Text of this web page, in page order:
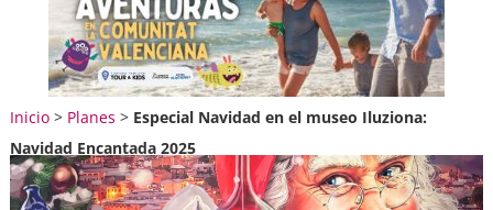
Inicio> Planes > Especial Navidad en el museo Iluziona:
Navidad Encantada 2025